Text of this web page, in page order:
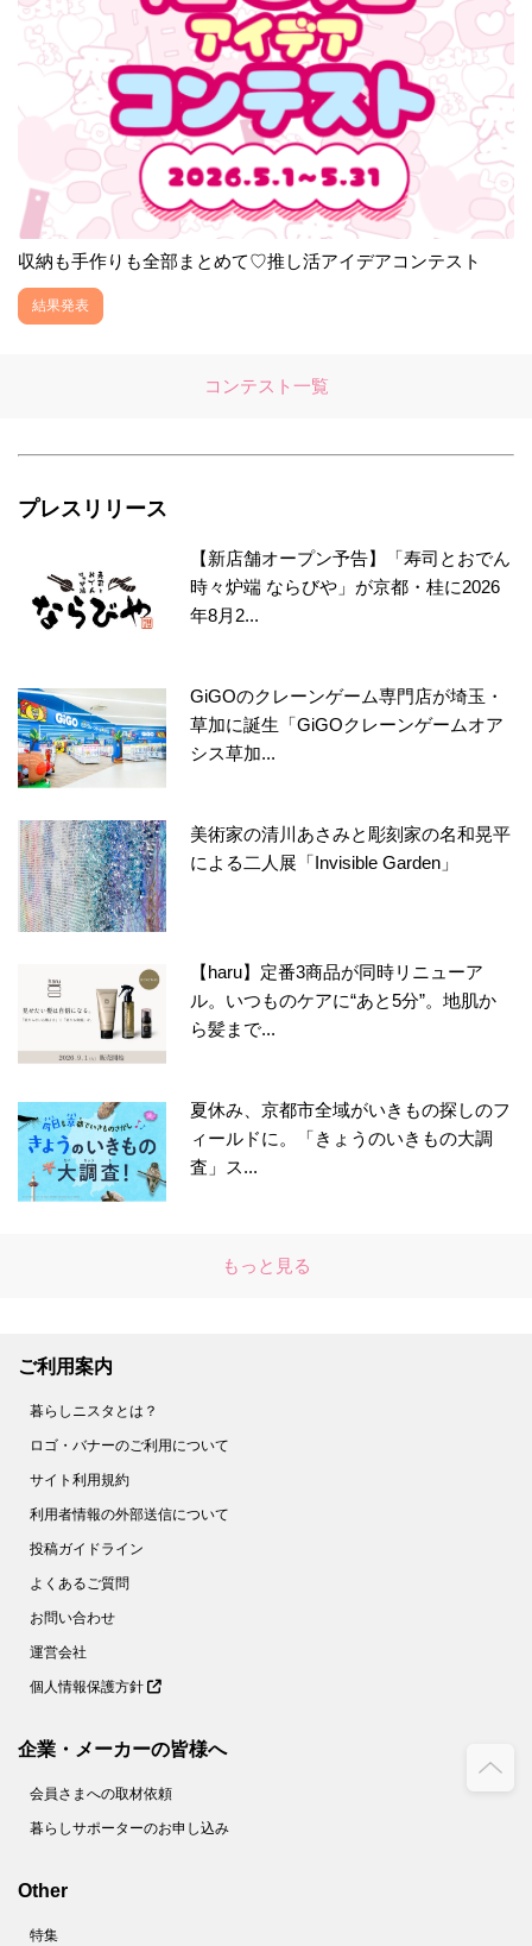
収納も手作りも全部まとめて♡推し活アイデアコンテスト
結果発表
コンテスト一覧
プレスリリース
【新店舗オープン予告】「寿司とおでん
時々炉端 ならびや」が京都・桂に2026
年8月2...
GiGOのクレーンゲーム専門店が埼玉・
草加に誕生「GiGOクレーンゲームオア
シス草加...
美術家の清川あさみと彫刻家の名和晃平
による二人展「Invisible Garden」
【haru】定番3商品が同時リニューア
ル。いつものケアに“あと5分”。地肌か
ら髪まで...
夏休み、京都市全域がいきもの探しのフ
ィールドに。「きょうのいきもの大調
査」ス...
もっと見る
ご利用案内
暮らしニスタとは？
ロゴ・バナーのご利用について
サイト利用規約
利用者情報の外部送信について
投稿ガイドライン
よくあるご質問
お問い合わせ
運営会社
個人情報保護方針
企業・メーカーの皆様へ
会員さまへの取材依頼
暮らしサポーターのお申し込み
Other
特集